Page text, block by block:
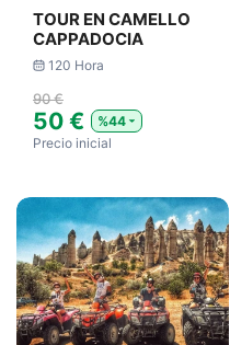
TOUR EN CAMELLO
CAPPADOCIA
120 Hora
90 €
50 €
%44
Precio inicial